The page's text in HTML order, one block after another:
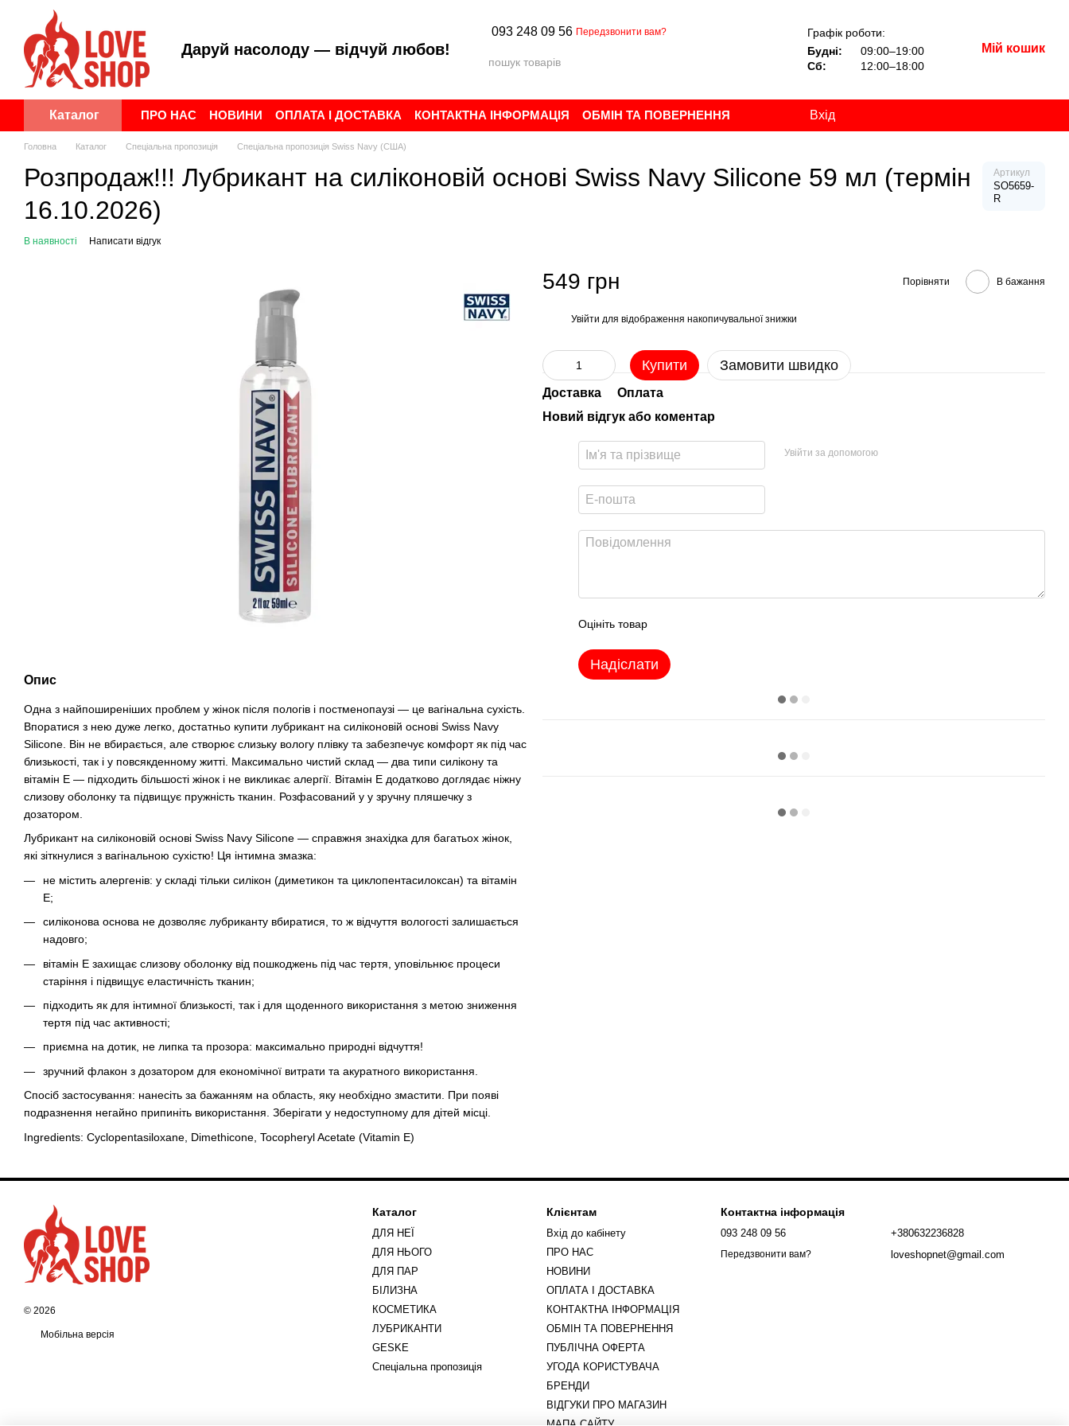
Перейти до основного контенту
Даруй насолоду — відчуй любов!
093 248 09 56 Передзвонити вам?
Графік роботи:
Будні:
09:00–19:00
Сб:
12:00–18:00
Мій кошик
Каталог ПРО НАС НОВИНИ ОПЛАТА І ДОСТАВКА КОНТАКТНА ІНФОРМАЦІЯ
ОБМІН ТА ПОВЕРНЕННЯ
ПУБЛІЧНА ОФЕРТА
УГОДА КОРИСТУВАЧА БРЕНДИ ВІДГУКИ ПРО МАГАЗИН
Вхід
Головна Каталог Спеціальна пропозиція Спеціальна пропозиція Swiss Navy (США)
Розпродаж!!! Лубрикант на силіконовій основі Swiss Navy Silicone 59 мл (термін
16.10.2026)
Артикул
SO5659-
R
В наявності Написати відгук
Опис
Одна з найпоширеніших проблем у жінок після пологів і постменопаузі — це вагінальна сухість.
Впоратися з нею дуже легко, достатньо купити лубрикант на силіконовій основі Swiss Navy
Silicone. Він не вбирається, але створює слизьку вологу плівку та забезпечує комфорт як під час
близькості, так і у повсякденному житті. Максимально чистий склад — два типи силікону та
вітамін Е — підходить більшості жінок і не викликає алергії. Вітамін Е додатково доглядає ніжну
слизову оболонку та підвищує пружність тканин. Розфасований у у зручну пляшечку з
дозатором.
Лубрикант на силіконовій основі Swiss Navy Silicone — справжня знахідка для багатьох жінок,
які зіткнулися з вагінальною сухістю! Ця інтимна змазка:
не містить алергенів: у складі тільки силікон (диметикон та циклопентасилоксан) та вітамін
Е;
силіконова основа не дозволяє лубриканту вбиратися, то ж відчуття вологості залишається
надовго;
вітамін Е захищає слизову оболонку від пошкоджень під час тертя, уповільнює процеси
старіння і підвищує еластичність тканин;
підходить як для інтимної близькості, так і для щоденного використання з метою зниження
тертя під час активності;
приємна на дотик, не липка та прозора: максимально природні відчуття!
зручний флакон з дозатором для економічної витрати та акуратного використання.
Спосіб застосування: нанесіть за бажанням на область, яку необхідно змастити. При появі
подразнення негайно припиніть використання. Зберігати у недоступному для дітей місці.
Ingredients: Cyclopentasiloxane, Dimethicone, Tocopheryl Acetate (Vitamin E)
549 грн Порівняти В бажання
Увійти для відображення накопичувальної знижки
Купити Замовити швидко
Доставка
Оплата
Новий відгук або коментар
Увійти за допомогою
Оцініть товар
Надіслати
© 2026
Мобільна версія
Каталог
ДЛЯ НЕЇ
ДЛЯ НЬОГО
ДЛЯ ПАР
БІЛИЗНА
КОСМЕТИКА
ЛУБРИКАНТИ
GESKE
Спеціальна пропозиція
Клієнтам
Вхід до кабінету
ПРО НАС
НОВИНИ
ОПЛАТА І ДОСТАВКА
КОНТАКТНА ІНФОРМАЦІЯ
ОБМІН ТА ПОВЕРНЕННЯ
ПУБЛІЧНА ОФЕРТА
УГОДА КОРИСТУВАЧА
БРЕНДИ
ВІДГУКИ ПРО МАГАЗИН
Контактна інформація
093 248 09 56
Передзвонити вам?
+380632236828
loveshopnet@gmail.com